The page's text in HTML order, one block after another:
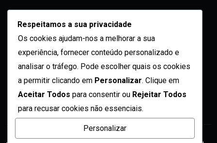
geral@vozdadiaspora.co.ao
direccao@vozdadiaspora.co.ao
redaccao@vozdadiaspora.co.ao
comercial@vozdadiaspora.co.ao
recrutamento@vozdadiaspora.co.ao
Respeitamos a sua privacidade
Os cookies ajudam-nos a melhorar a sua
experiência, fornecer conteúdo personalizado e
analisar o tráfego. Pode escolher quais os cookies
a permitir clicando em Personalizar. Clique em
Aceitar Todos para consentir ou Rejeitar Todos
para recusar cookies não essenciais.
Personalizar